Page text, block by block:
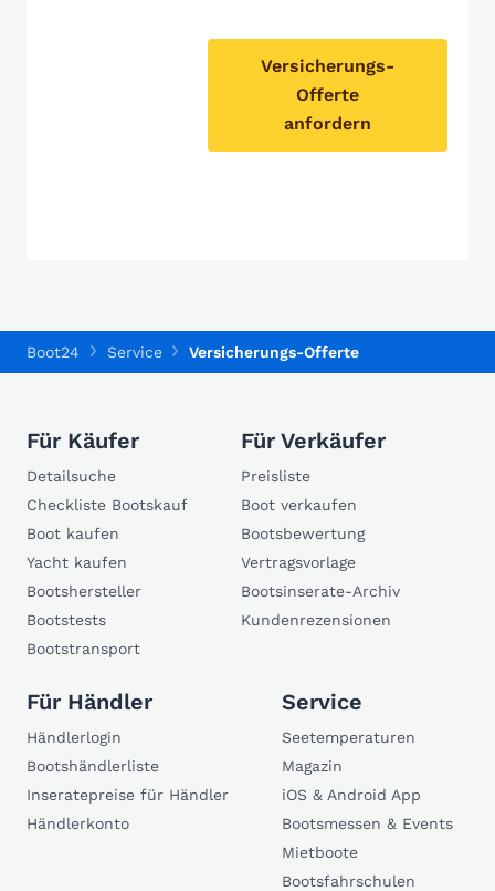
Versicherungs-
Offerte
anfordern
Boot24 Service Versicherungs-Offerte
Für Käufer
Detailsuche
Checkliste Bootskauf
Boot kaufen
Yacht kaufen
Bootshersteller
Bootstests
Bootstransport
Für Verkäufer
Preisliste
Boot verkaufen
Bootsbewertung
Vertragsvorlage
Bootsinserate-Archiv
Kundenrezensionen
Für Händler
Händlerlogin
Bootshändlerliste
Inseratepreise für Händler
Händlerkonto
Service
Seetemperaturen
Magazin
iOS & Android App
Bootsmessen & Events
Mietboote
Bootsfahrschulen